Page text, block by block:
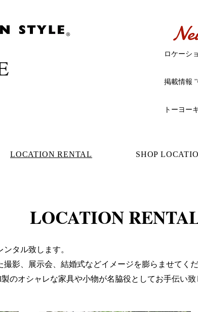
ロケーシ
掲載情報
LOCATION RENTAL SHOP
LOCATION
タル致します。
影、展示会、結婚式などイメージを膨らませてくだ
のオシャレな家具や小物が名脇役としてお手伝い致